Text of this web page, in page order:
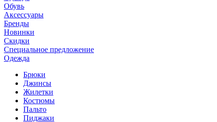
Обувь
Аксессуары
Бренды
Новинки
Скидки
Специальное предложение
Одежда
Брюки
Джинсы
Жилетки
Костюмы
Пальто
Пиджаки